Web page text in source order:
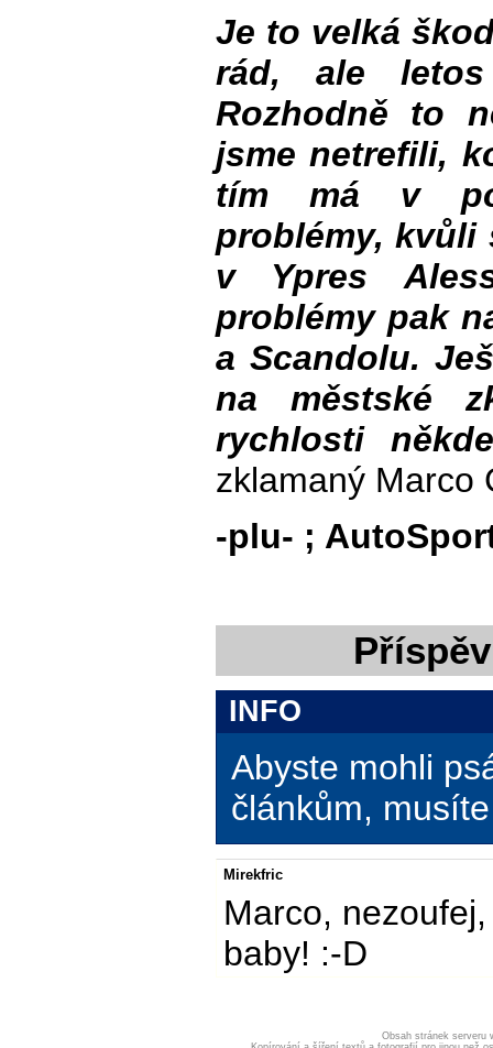
Je to velká
rád, ale
Rozhodně to
jsme netrefili,
tím má v
problémy, kvůli
v Ypres
problémy pak
a Scandolu.
na městské
rychlosti
zklamaný Marco
-plu- ;
INFO
Abyste mohli
článkům,
Mirekfric
Marco,
baby! :-D
Obsah stránek serveru